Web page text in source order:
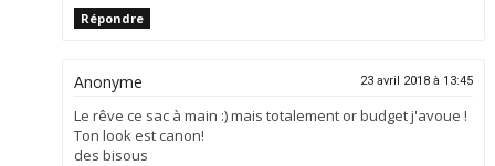
Répondre
Anonyme 23 avril 2018 à 13:45
Le rêve ce sac à main :) mais totalement or budget j'avoue !
Ton look est canon!
des bisous